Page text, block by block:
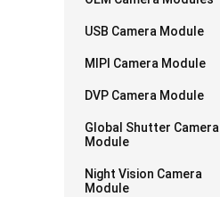
USB Camera Module
MIPI Camera Module
DVP Camera Module
Global Shutter Camera
Module
Night Vision Camera
Module